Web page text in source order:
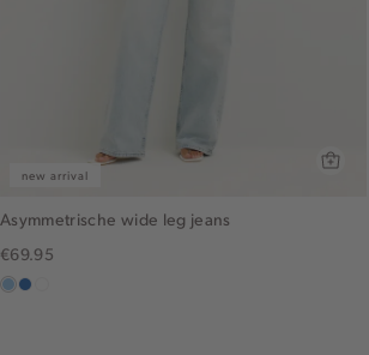
new arrival
Asymmetrische wide leg jeans
€69.95
blauw,blauw,